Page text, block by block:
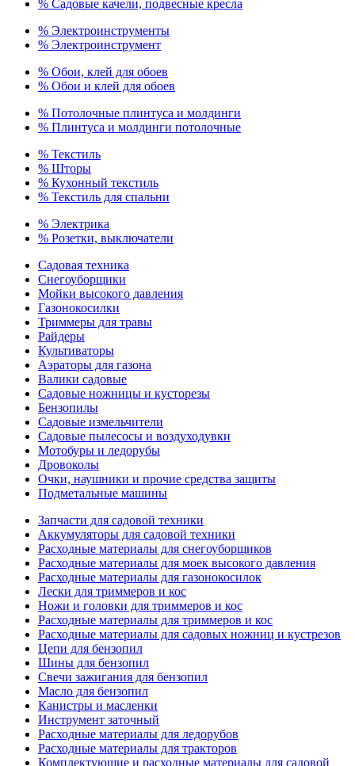
% Садовые качели, подвесные кресла
% Электроинструменты
% Электроинструмент
% Обои, клей для обоев
% Обои и клей для обоев
% Потолочные плинтуса и молдинги
% Плинтуса и молдинги потолочные
% Текстиль
% Шторы
% Кухонный текстиль
% Текстиль для спальни
% Электрика
% Розетки, выключатели
Садовая техника
Снегоуборщики
Мойки высокого давления
Газонокосилки
Триммеры для травы
Райдеры
Культиваторы
Аэраторы для газона
Валики садовые
Садовые ножницы и кусторезы
Бензопилы
Садовые измельчители
Садовые пылесосы и воздуходувки
Мотобуры и ледорубы
Дровоколы
Очки, наушники и прочие средства защиты
Подметальные машины
Запчасти для садовой техники
Аккумуляторы для садовой техники
Расходные материалы для снегоуборщиков
Расходные материалы для моек высокого давления
Расходные материалы для газонокосилок
Лески для триммеров и кос
Ножи и головки для триммеров и кос
Расходные материалы для триммеров и кос
Расходные материалы для садовых ножниц и кустрезов
Цепи для бензопил
Шины для бензопил
Свечи зажигания для бензопил
Масло для бензопил
Канистры и масленки
Инструмент заточный
Расходные материалы для ледорубов
Расходные материалы для тракторов
Комплектующие и расходные материалы для садовой